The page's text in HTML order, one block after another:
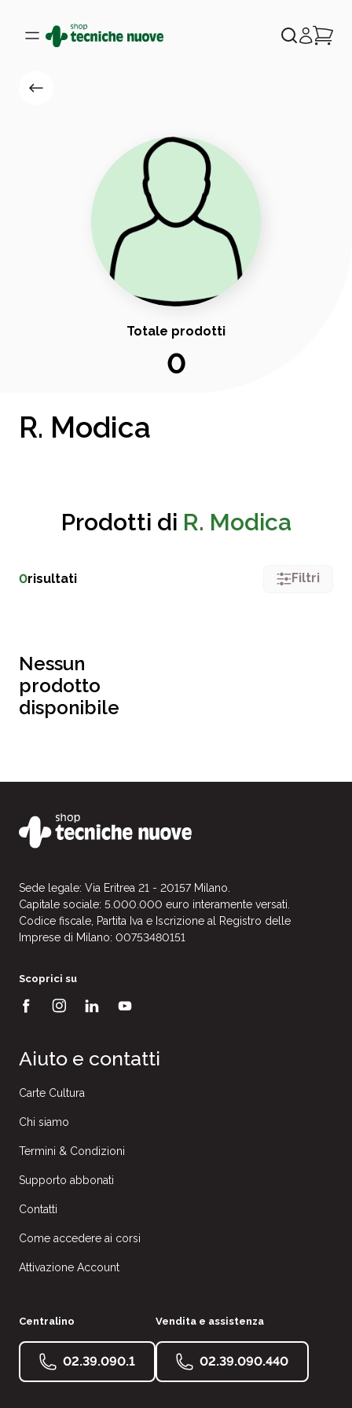
Totale prodotti
0
R. Modica
Prodotti di R. Modica
0risultati Filtri
Nessun
prodotto
disponibile
Sede legale: Via Eritrea 21 - 20157 Milano.
Capitale sociale: 5.000.000 euro interamente versati.
Codice fiscale, Partita Iva e Iscrizione al Registro delle
Imprese di Milano: 00753480151
Scoprici su
Aiuto e contatti
Carte Cultura
Chi siamo
Termini & Condizioni
Supporto abbonati
Contatti
Come accedere ai corsi
Attivazione Account
Centralino
02.39.090.1
Vendita e assistenza
02.39.090.440